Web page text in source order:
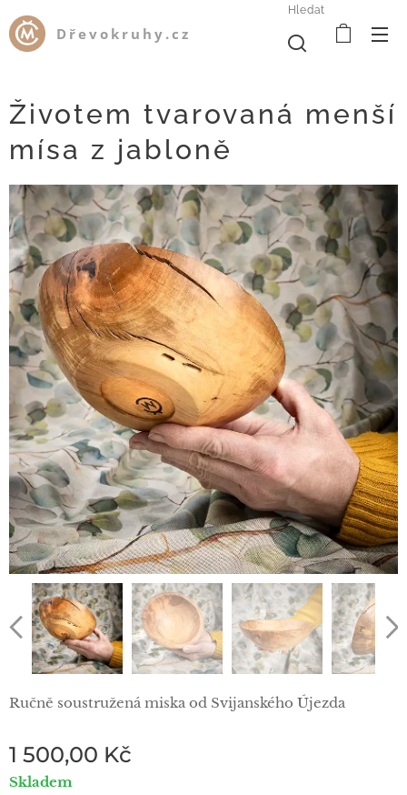
Dřevokruhy.cz
Hledat
Životem tvarovaná menší
mísa z jabloně
Ručně soustružená miska od Svijanského Újezda
1 500,00 Kč
Skladem